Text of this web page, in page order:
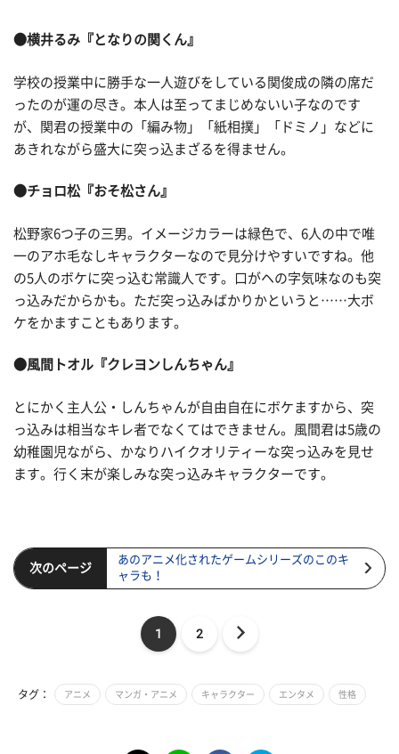
●横井るみ 『となりの関くん』
学校の授業中に勝手な一人遊びをしている関俊成の隣の席だ
ったのが運の尽き。本人は至ってまじめないい子なのです
が、関君の授業中の「編み物」「紙相撲」「ドミノ」などに
あきれながら盛大に突っ込まざるを得ません。
●チョロ松 『おそ松さん』
松野家6つ子の三男。イメージカラーは緑色で、6人の中で唯
一のアホ毛なしキャラクターなので見分けやすいですね。他
の5人のボケに突っ込む常識人です。口がヘの字気味なのも突
っ込みだからかも。ただ突っ込みばかりかというと……大ボ
ケをかますこともあります。
●風間トオル 『クレヨンしんちゃん』
とにかく主人公・しんちゃんが自由自在にボケますから、突
っ込みは相当なキレ者でなくてはできません。風間君は5歳の
幼稚園児ながら、かなりハイクオリティーな突っ込みを見せ
ます。行く末が楽しみな突っ込みキャラクターです。
次のページ
あのアニメ化されたゲームシリーズのこのキ
ャラも！
1 2
タグ： アニメ マンガ・アニメ キャラクター エンタメ 性格